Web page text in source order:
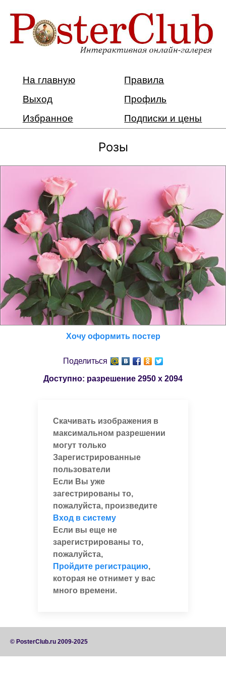
На главную
Правила
Выход
Профиль
Избранное
Подписки и цены
Розы
Хочу оформить постер
Поделиться
Доступно: разрешение 2950 x 2094
Скачивать изображения в
максимальном разрешении
могут только
Зарегистрированные
пользователи
Если Вы уже
загестрированы то,
пожалуйста, произведите
Вход в систему
Если вы еще не
зарегистрированы то,
пожалуйста,
Пройдите регистрацию,
которая не отнимет у вас
много времени.
© PosterClub.ru 2009-2025